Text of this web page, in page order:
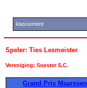
klassement
Speler: Ties Lesmeister
Vereniging: Soester S.C.
Grand Prix Maarssen